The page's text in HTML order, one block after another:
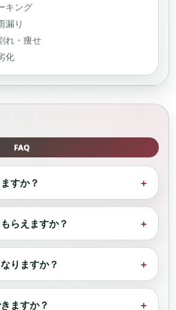
キング
漏り
れ・痩せ
化
FAQ
すか？ ＋
らえますか？ ＋
りますか？ ＋
ますか？ ＋